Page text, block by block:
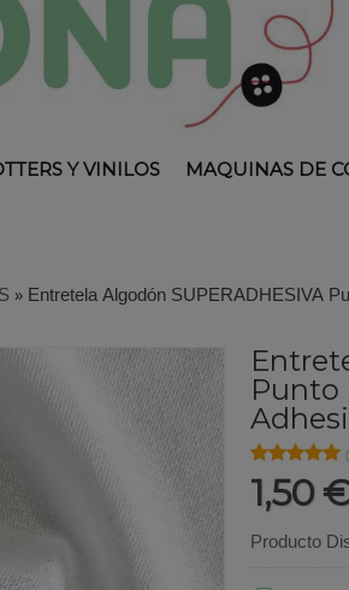
Y VINILOS MAQUINAS DE
»Entretela Algodón SUPERADHESIVA
Punto
★★★★★
★★★★★
1,50
Producto